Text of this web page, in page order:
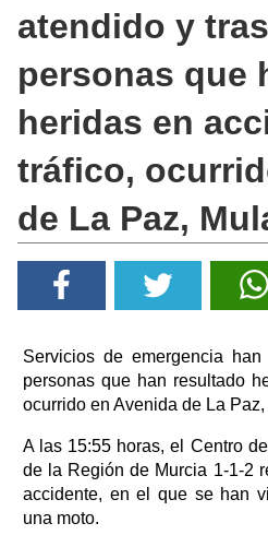
atendido y
personas que
heridas en
tráfico,
de La Paz,
Servicios de emergencia
personas que han resultado
ocurrido en Avenida de La Paz,
A las 15:55 horas, el Centro
de la Región de Murcia 1-1-2
accidente, en el que se han
una moto.